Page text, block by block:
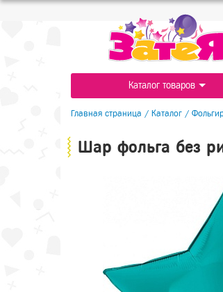
Каталог товаров
Главная страница / Каталог /
Шар фольга без